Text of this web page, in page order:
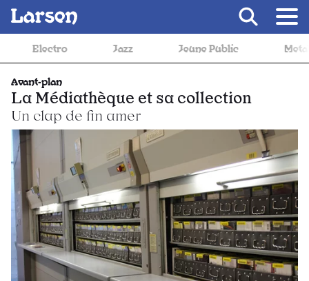
Jazz Jeune Public Metal
Avant-plan
La Médiathèque et sa collection
Un clap de fin amer